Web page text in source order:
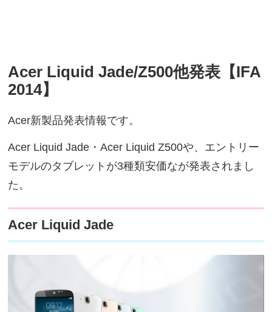
Acer Liquid Jade/Z500他発表【IFA
2014】
Acer新製品発表情報です。
Acer Liquid Jade・Acer Liquid Z500や、エントリー
モデルのタブレットが3種類安価なが発表されまし
た。
Acer Liquid Jade